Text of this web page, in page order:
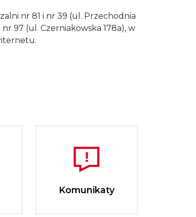
nr 81 i nr 39 (ul. Przechodnia
97 (ul. Czerniakowska 178a), w
Komunikaty